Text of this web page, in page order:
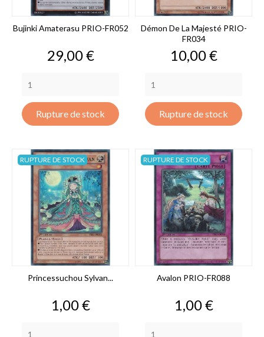
Bujinki Amaterasu PRIO-FR052
Prix
29,00 €
Rupture de stock
Démon De La Majesté PRIO-
FR034
Prix
10,00 €
Rupture de stock
Princessuchou Sylvan...
Prix
1,00 €
RUPTURE DE STOCK
Avalon PRIO-FR088
Prix
1,00 €
RUPTURE DE STOCK